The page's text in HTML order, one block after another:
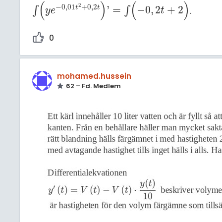
∫(ye−0,01t2+0,2t ) ' = ∫( −0, 2t + 2)
( y e-0,01t2+0,2t) '= (- 0, 2t +2) .
0
mohamed.hussein
62 – Fd. Medlem